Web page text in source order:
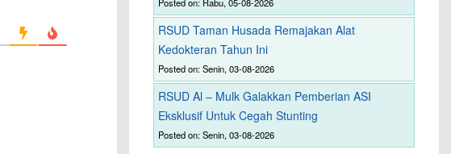
Posted on: Rabu, 05-08-2026
RSUD Taman Husada Remajakan Alat
Kedokteran Tahun Ini
Posted on: Senin, 03-08-2026
RSUD Al – Mulk Galakkan Pemberian ASI
Eksklusif Untuk Cegah Stunting
Posted on: Senin, 03-08-2026